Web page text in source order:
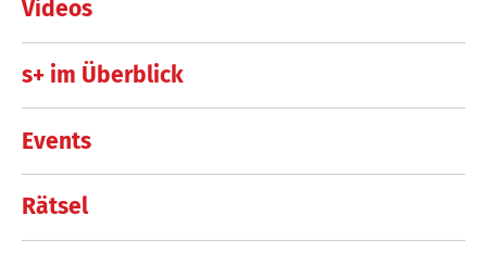
Videos
s+ im Überblick
Events
Rätsel